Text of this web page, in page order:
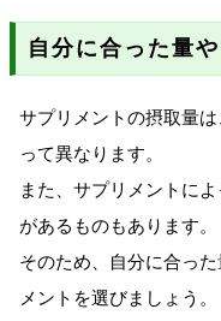
自分に合った量
サプリメントの摂取量は
って異なります。
また、サプリメントに
があるものもあります。
そのため、自分に合っ
メントを選びましょう。